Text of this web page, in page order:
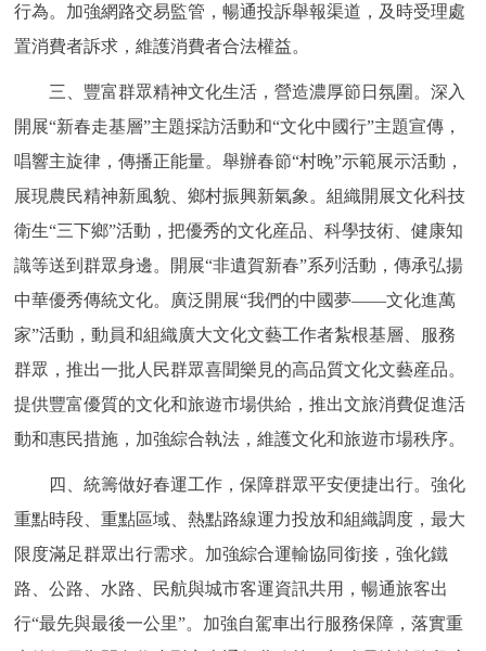
行為。加強網路交易監管，暢通投訴舉報渠道，及時受理處
置消費者訴求，維護消費者合法權益。
三、豐富群眾精神文化生活，營造濃厚節日氛圍。深入
開展“新春走基層”主題採訪活動和“文化中國行”主題宣傳，
唱響主旋律，傳播正能量。舉辦春節“村晚”示範展示活動，
展現農民精神新風貌、鄉村振興新氣象。組織開展文化科技
衛生“三下鄉”活動，把優秀的文化産品、科學技術、健康知
識等送到群眾身邊。開展“非遺賀新春”系列活動，傳承弘揚
中華優秀傳統文化。廣泛開展“我們的中國夢——文化進萬
家”活動，動員和組織廣大文化文藝工作者紮根基層、服務
群眾，推出一批人民群眾喜聞樂見的高品質文化文藝産品。
提供豐富優質的文化和旅遊市場供給，推出文旅消費促進活
動和惠民措施，加強綜合執法，維護文化和旅遊市場秩序。
四、統籌做好春運工作，保障群眾平安便捷出行。強化
重點時段、重點區域、熱點路線運力投放和組織調度，最大
限度滿足群眾出行需求。加強綜合運輸協同銜接，強化鐵
路、公路、水路、民航與城市客運資訊共用，暢通旅客出
行“最先與最後一公里”。加強自駕車出行服務保障，落實重